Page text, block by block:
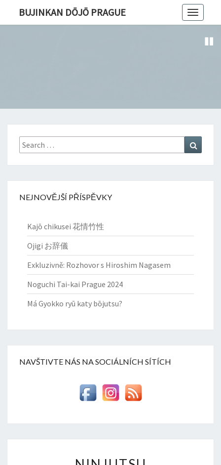
Toggle
BUJINKAN DŌJŌ PRAGUE
Search
for:
NEJNOVĚJŠÍ PŘÍSPĚVKY
Kajō chikusei 花情竹性
Ojigi お辞儀
Exkluzivně: Rozhovor s Hiroshim Nagasem
Noguchi Tai-kai Prague 2024
Má Gyokko ryū katy bōjutsu?
NAVŠTIVTE NÁS NA SOCIÁLNÍCH SÍTÍCH